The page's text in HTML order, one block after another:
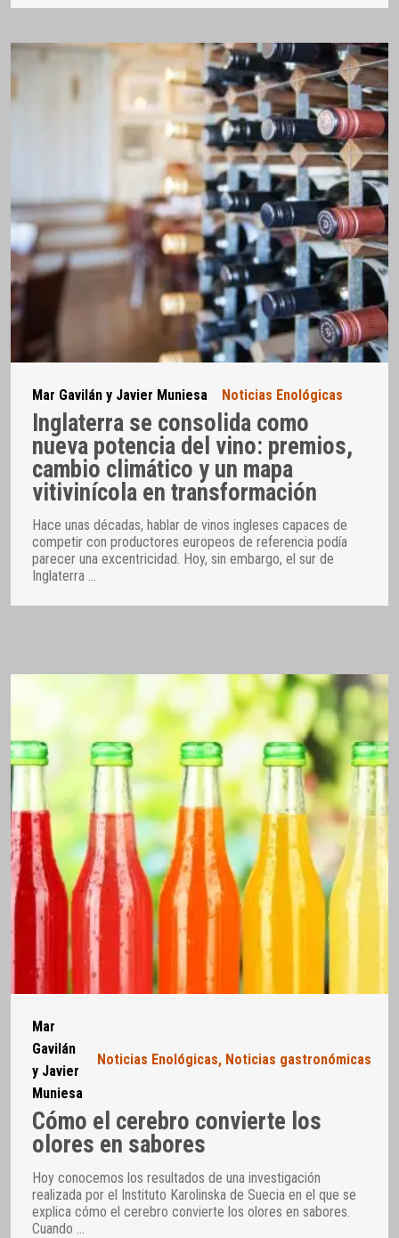
Mar Gavilán y Javier Muniesa Noticias Enológicas
Inglaterra se consolida como
nueva potencia del vino: premios,
cambio climático y un mapa
vitivinícola en transformación
Hace unas décadas, hablar de vinos ingleses capaces de
competir con productores europeos de referencia podía
parecer una excentricidad. Hoy, sin embargo, el sur de
Inglaterra …
Mar
Gavilán
y Javier
Muniesa
Noticias Enológicas, Noticias gastronómicas
Cómo el cerebro convierte los
olores en sabores
Hoy conocemos los resultados de una investigación
realizada por el Instituto Karolinska de Suecia en el que se
explica cómo el cerebro convierte los olores en sabores.
Cuando